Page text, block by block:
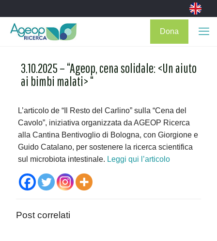
Dona
3.10.2025 – “Ageop, cena solidale: <Un aiuto
ai bimbi malati> “
L’articolo de “Il Resto del Carlino” sulla “Cena del
Cavolo”, iniziativa organizzata da AGEOP Ricerca
alla Cantina Bentivoglio di Bologna, con Giorgione e
Guido Catalano, per sostenere la ricerca scientifica
sul microbiota intestinale. Leggi qui l’articolo
Post correlati